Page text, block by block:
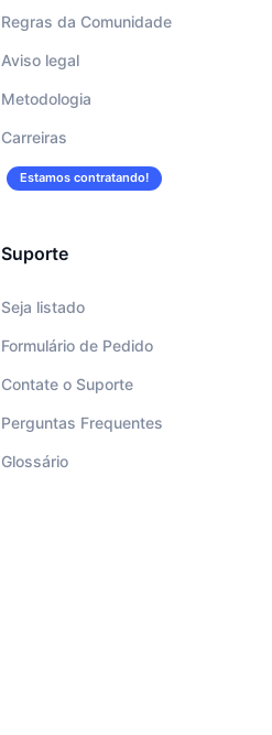
Regras da Comunidade
Aviso legal
Metodologia
Carreiras
Estamos contratando!
Suporte
Seja listado
Formulário de Pedido
Contate o Suporte
Perguntas Frequentes
Glossário